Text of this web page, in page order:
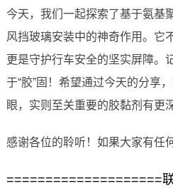
今天，我们一起探索了基于氨基
风挡玻璃安装中的神奇作用。它
更是守护行车安全的坚实屏障。
于“胶”固！希望通过今天的分享
眼，实则至关重要的胶黏剂有更
感谢各位的聆听！如果大家有任
====================